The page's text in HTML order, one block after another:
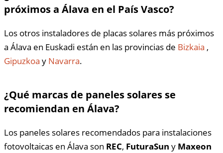
próximos a Álava en el País Vasco?
Los otros instaladores de placas solares más próximos
a Álava en Euskadi están en las provincias de Bizkaia ,
Gipuzkoa y Navarra.
¿Qué marcas de paneles solares se
recomiendan en Álava?
Los paneles solares recomendados para instalaciones
fotovoltaicas en Álava son REC, FuturaSun y Maxeon